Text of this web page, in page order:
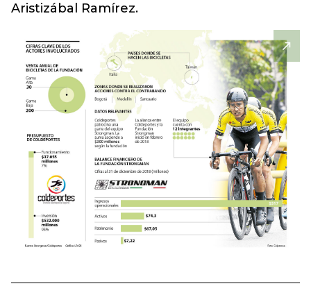
Aristizábal Ramírez.